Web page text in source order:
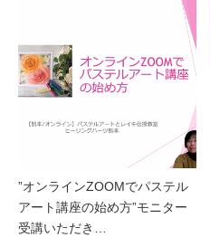
”オンラインZOOMでパステル
アート講座の始め方”モニター
受講いただき…